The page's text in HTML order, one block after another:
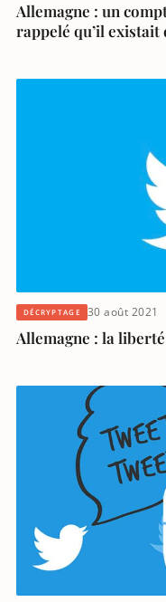
Allemagne : un
rappelé qu’il existait
DÉCRYPTAGE 30 août 2021
Allemagne : la